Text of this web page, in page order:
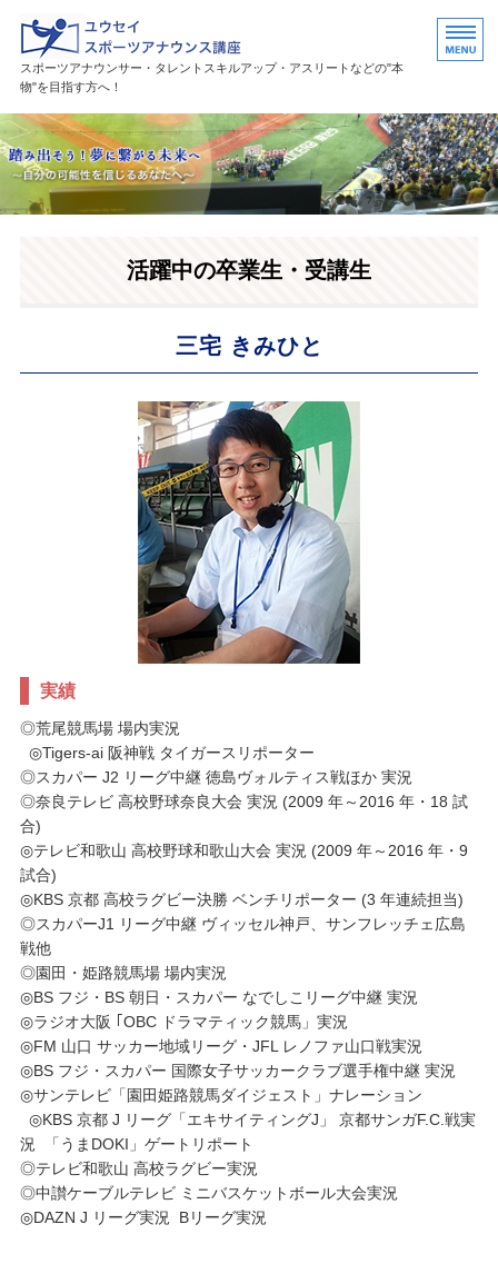
ユウセイスポーツアナウンスス
スポーツアナウンサー・タレントスキルアップ・アスリートなどの"本
物"を目指す方へ！
HOME
講座紹介
活躍中の卒業生・受講生活躍中の卒業生・受講生
三宅 きみひと
実績
◎荒尾競馬場 場内実況
◎Tigers-ai 阪神戦 タイガースリポーター
◎スカパー J2 リーグ中継 徳島ヴォルティス戦ほか 実況
◎奈良テレビ 高校野球奈良大会 実況 (2009 年～2016 年・18 試
合)
◎テレビ和歌山 高校野球和歌山大会 実況 (2009 年～2016 年・9
試合)
◎KBS 京都 高校ラグビー決勝 ベンチリポーター (3 年連続担当)
◎スカパーJ1 リーグ中継 ヴィッセル神戸、サンフレッチェ広島
戦他
◎園田・姫路競馬場 場内実況
◎BS フジ・BS 朝日・スカパー なでしこリーグ中継 実況
◎ラジオ大阪 ｢OBC ドラマティック競馬」実況
◎FM 山口 サッカー地域リーグ・JFL レノファ山口戦実況
◎BS フジ・スカパー 国際女子サッカークラブ選手権中継 実況
◎サンテレビ「園田姫路競馬ダイジェスト」ナレーション
◎KBS 京都 J リーグ「エキサイティングJ」 京都サンガF.C.戦実
況 「うまDOKI」ゲートリポート
◎テレビ和歌山 高校ラグビー実況
◎中讃ケーブルテレビ ミニバスケットボール大会実況
◎DAZN J リーグ実況 Bリーグ実況